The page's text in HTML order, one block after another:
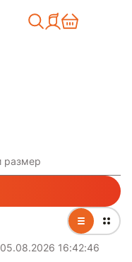
размер
05.08.2026 16:42:46